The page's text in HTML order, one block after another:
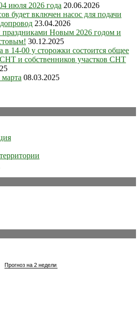
июля 2026 года 20.06.2026
будет включен насос для подачи
23.04.2026
Новым 2026 годом и
30.12.2025
в 14-00 у сторожки состоится общее
и собственников участков СНТ
08.03.2025